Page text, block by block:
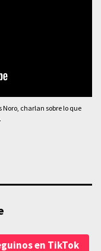
charlan sobre lo que
en TikTok